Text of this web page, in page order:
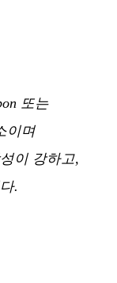
또는
이며
이 강하고,
.